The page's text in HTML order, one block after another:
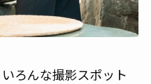
ろんな撮影スポット